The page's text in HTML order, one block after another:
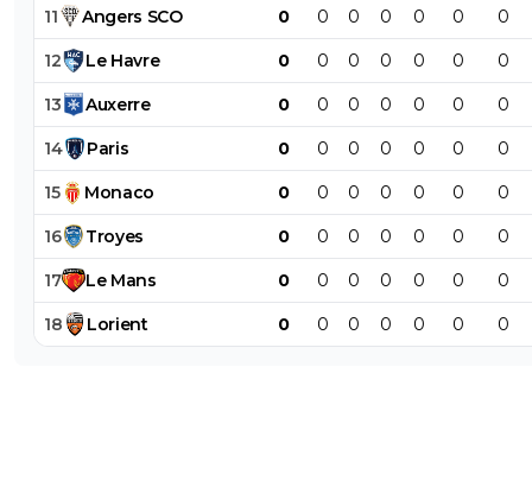
11 Angers SCO 0 0 0 0 0 0 0
12 Le Havre 0 0 0 0 0 0 0
13 Auxerre 0 0 0 0 0 0 0
14 Paris 0 0 0 0 0 0 0
15 Monaco 0 0 0 0 0 0 0
16 Troyes 0 0 0 0 0 0 0
17 Le Mans 0 0 0 0 0 0 0
18 Lorient 0 0 0 0 0 0 0